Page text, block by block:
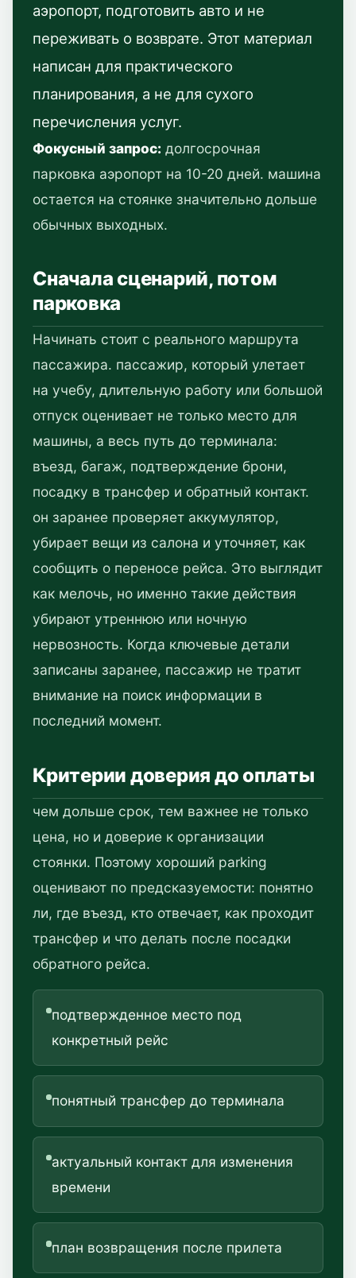
аэропорт, подготовить авто и не
переживать о возврате. Этот материал
написан для практического
планирования, а не для сухого
перечисления услуг.
Фокусный запрос: долгосрочная
парковка аэропорт на 10-20 дней. машина
остается на стоянке значительно дольше
обычных выходных.
Сначала сценарий, потом
парковка
Начинать стоит с реального маршрута
пассажира. пассажир, который улетает
на учебу, длительную работу или большой
отпуск оценивает не только место для
машины, а весь путь до терминала:
въезд, багаж, подтверждение брони,
посадку в трансфер и обратный контакт.
он заранее проверяет аккумулятор,
убирает вещи из салона и уточняет, как
сообщить о переносе рейса. Это выглядит
как мелочь, но именно такие действия
убирают утреннюю или ночную
нервозность. Когда ключевые детали
записаны заранее, пассажир не тратит
внимание на поиск информации в
последний момент.
Критерии доверия до оплаты
чем дольше срок, тем важнее не только
цена, но и доверие к организации
стоянки. Поэтому хороший parking
оценивают по предсказуемости: понятно
ли, где въезд, кто отвечает, как проходит
трансфер и что делать после посадки
обратного рейса.
подтвержденное место под
конкретный рейс
понятный трансфер до терминала
актуальный контакт для изменения
времени
план возвращения после прилета